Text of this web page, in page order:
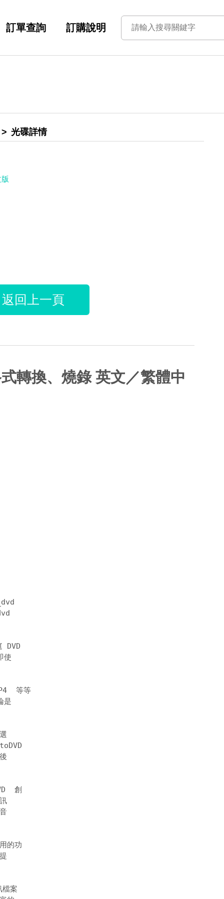
訂單查詢 訂購說明
光碟詳情
返回上一頁
轉換、燒錄 英文／繁體中
DVD
使
等等
是
創
的功
檔案